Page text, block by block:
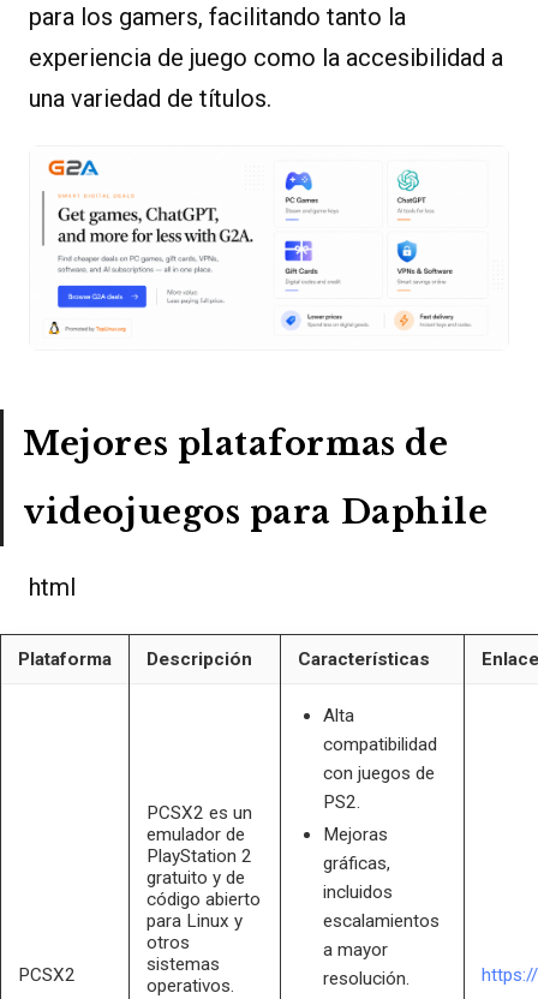
para los gamers, facilitando tanto la
experiencia de juego como la accesibilidad a
una variedad de títulos.
Mejores plataformas de
videojuegos para Daphile
html
Plataforma Descripción Características Enlace
PCSX2
PCSX2 es un
emulador de
PlayStation 2
gratuito y de
código abierto
para Linux y
otros
sistemas
operativos.
Alta
compatibilidad
con juegos de
PS2.
Mejoras
gráficas,
incluidos
escalamientos
a mayor
resolución.